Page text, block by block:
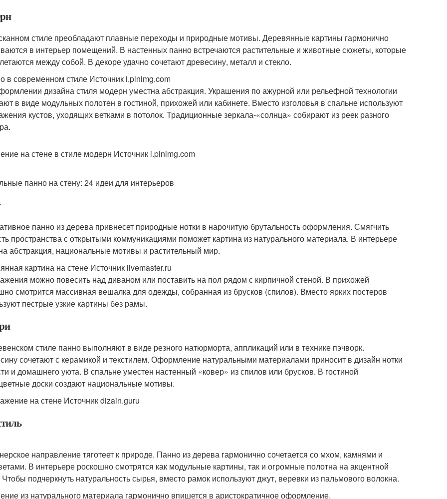
стиле преобладают плавные переходы и природные мотивы. Деревянные картины гармонично
в интерьер помещений. В настенных панно встречаются растительные и животные сюжеты, которые
между собой. В декоре удачно сочетают древесину, металл и стекло.
в современном стиле Источник i.pinimg.com
дизайна стиля модерн уместна абстракция. Украшения по ажурной или рельефной технологии
в виде модульных полотен в гостиной, прихожей или кабинете. Вместо изголовья в спальне используют
кустов, уходящих ветками в потолок. Традиционные зеркала-«солнца» собирают из реек разного
на стене в стиле модерн Источник i.pinimg.com
панно на стену: 24 идеи для интерьеров
панно из дерева привнесет природные нотки в нарочитую брутальность оформления. Смягчить
пространства с открытыми коммуникациями поможет картина из натурального материала. В интерьере
абстракция, национальные мотивы и растительный мир.
картина на стене Источник livemaster.ru
можно повесить над диваном или поставить на пол рядом с кирпичной стеной. В прихожей
смотрится массивная вешалка для одежды, собранная из брусков (спилов). Вместо ярких постеров
пестрые узкие картины без рамы.
стиле панно выполняют в виде резного натюрморта, аппликаций или в технике пэчворк.
сочетают с керамикой и текстилем. Оформление натуральными материалами приносит в дизайн нотки
и домашнего уюта. В спальне уместен настенный «ковер» из спилов или брусков. В гостиной
доски создают национальные мотивы.
на стене Источник dizain.guru
направление тяготеет к природе. Панно из дерева гармонично сочетается со мхом, камнями и
В интерьере роскошно смотрятся как модульные картины, так и огромные полотна на акцентной
Чтобы подчеркнуть натуральность сырья, вместо рамок используют джут, веревки из пальмового волокна.
из натурального материала гармонично впишется в аристократичное оформление.